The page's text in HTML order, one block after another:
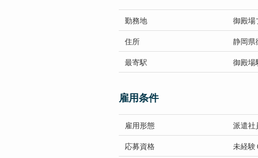
勤務地
御殿場
住所
静岡県
最寄駅
御殿場
雇用条件
雇用形態
派遣社
応募資格
未経験